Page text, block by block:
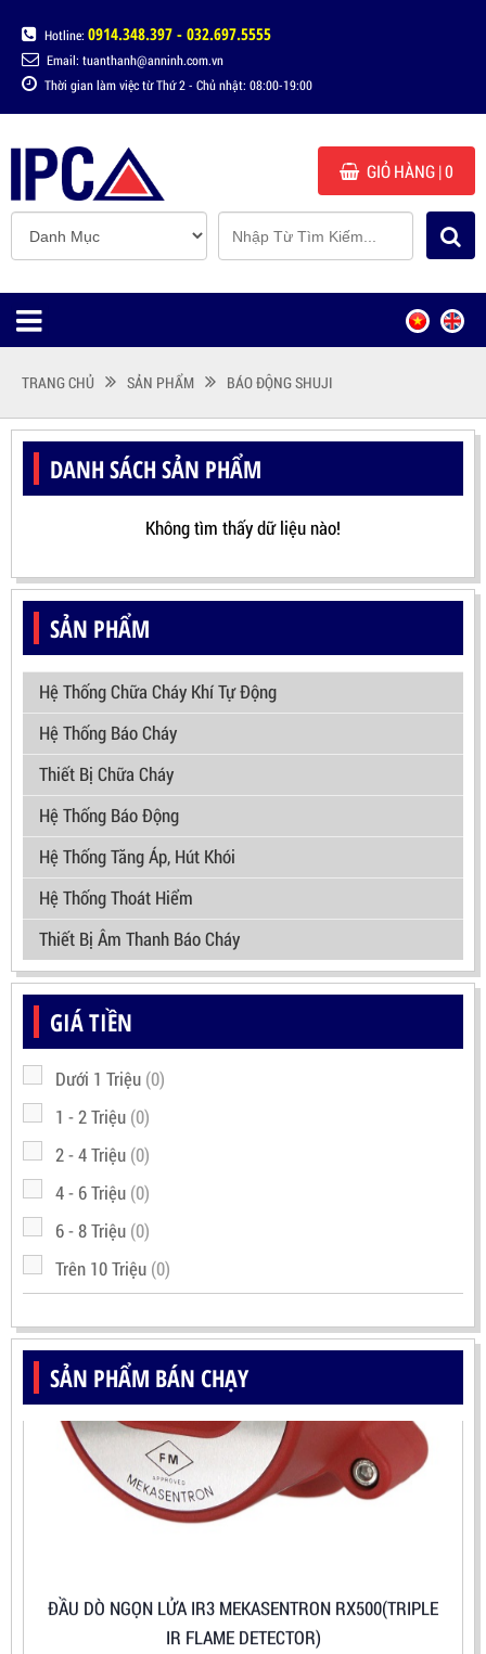
Hotline: 0914.348.397 - 032.697.5555
Email: tuanthanh@anninh.com.vn
Thời gian làm việc từ Thứ 2 - Chủ nhật: 08:00-19:00
GIỎ HÀNG| 0
TRANG CHỦ SẢN PHẨM BÁO ĐỘNG SHUJI
SẢN PHẨM
Hệ Thống Chữa Cháy Khí Tự Động
Hệ Thống Báo Cháy
Thiết Bị Chữa Cháy
Hệ Thống Báo Động
Hệ Thống Tăng Áp, Hút Khói
Hệ Thống Thoát Hiểm
Thiết Bị Âm Thanh Báo Cháy
GIÁ TIỀN
Dưới 1 Triệu (0)
1 - 2 Triệu (0)
2 - 4 Triệu (0)
4 - 6 Triệu (0)
6 - 8 Triệu (0)
Trên 10 Triệu (0)
SẢN PHẨM BÁN CHẠY
IR FLAME DETECTOR)
LIÊN HỆ
DANH SÁCH SẢN PHẨM
Không tìm thấy dữ liệu nào!